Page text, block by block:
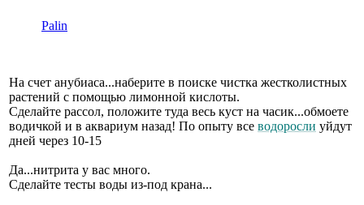
Palin
На счет анубиаса...наберите в поиске чистка жестколистных
растений с помощью лимонной кислоты.
Сделайте рассол, положите туда весь куст на часик...обмоете
водичкой и в аквариум назад! По опыту все водоросли уйдут
дней через 10-15
Да...нитрита у вас много.
Сделайте тесты воды из-под крана...